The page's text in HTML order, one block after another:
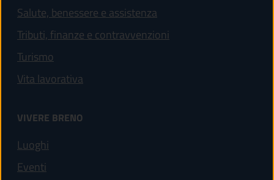
Salute, benessere e assistenza
Tributi, finanze e contravvenzioni
Turismo
Vita lavorativa
VIVERE BRENO
Luoghi
Eventi